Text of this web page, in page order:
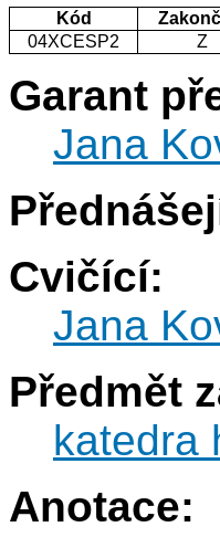
Kód
04XCESP2
Z
Garant
Jana
Cvičící:
Jana
Předmět
katedra
Anotace: